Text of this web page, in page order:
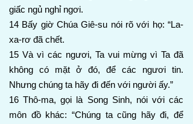
giấc ngủ nghỉ ngơi.
14 Bấy giờ Chúa Giê-su nói rõ với họ: “La-
xa-rơ đã chết.
15 Và vì các ngươi, Ta vui mừng vì Ta đã
không có mặt ở đó, để các ngươi tin.
Nhưng chúng ta hãy đi đến với người ấy.”
16 Thô-ma, gọi là Song Sinh, nói với các
môn đồ khác: “Chúng ta cũng hãy đi, để